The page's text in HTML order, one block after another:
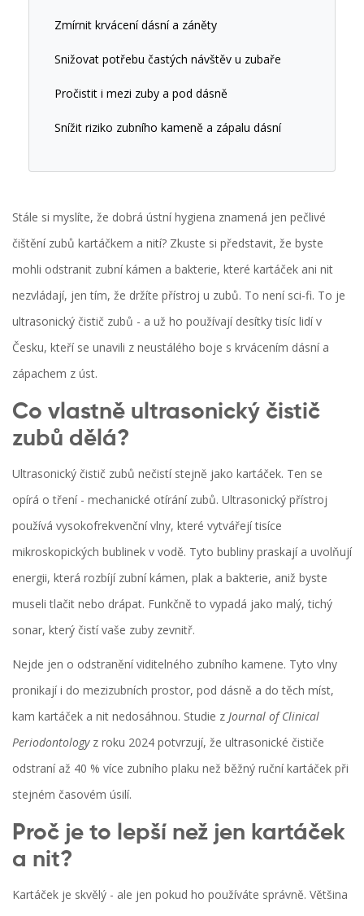
Zmírnit krvácení dásní a záněty
Snižovat potřebu častých návštěv u zubaře
Pročistit i mezi zuby a pod dásně
Snížit riziko zubního kameně a zápalu dásní
Stále si myslíte, že dobrá ústní hygiena znamená jen pečlivé
čištění zubů kartáčkem a nití? Zkuste si představit, že byste
mohli odstranit zubní kámen a bakterie, které kartáček ani nit
nezvládají, jen tím, že držíte přístroj u zubů. To není sci-fi. To je
ultrasonický čistič zubů - a už ho používají desítky tisíc lidí v
Česku, kteří se unavili z neustálého boje s krvácením dásní a
zápachem z úst.
Co vlastně ultrasonický čistič
zubů dělá?
Ultrasonický čistič zubů nečistí stejně jako kartáček. Ten se
opírá o tření - mechanické otírání zubů. Ultrasonický přístroj
používá vysokofrekvenční vlny, které vytvářejí tisíce
mikroskopických bublinek v vodě. Tyto bubliny praskají a uvolňují
energii, která rozbíjí zubní kámen, plak a bakterie, aniž byste
museli tlačit nebo drápat. Funkčně to vypadá jako malý, tichý
sonar, který čistí vaše zuby zevnitř.
Nejde jen o odstranění viditelného zubního kamene. Tyto vlny
pronikají i do mezizubních prostor, pod dásně a do těch míst,
kam kartáček a nit nedosáhnou. Studie z Journal of Clinical
Periodontologyz roku 2024 potvrzují, že ultrasonické čističe
odstraní až 40 % více zubního plaku než běžný ruční kartáček při
stejném časovém úsilí.
Proč je to lepší než jen kartáček
a nit?
Kartáček je skvělý - ale jen pokud ho používáte správně. Většina